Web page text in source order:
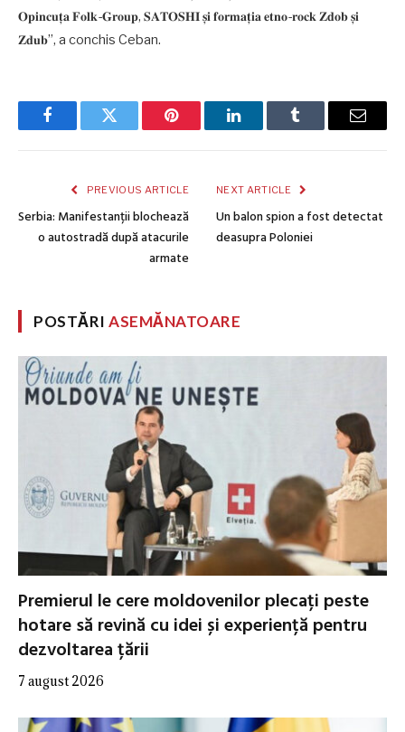
𝐎𝐩𝐢𝐧𝐜𝐮𝐭̦𝐚 𝐅𝐨𝐥𝐤-𝐆𝐫𝐨𝐮𝐩, 𝐒𝐀𝐓𝐎𝐒𝐇𝐈 𝐬̦𝐢 𝐟𝐨𝐫𝐦𝐚𝐭̦𝐢𝐚 𝐞𝐭𝐧𝐨-𝐫𝐨𝐜𝐤 𝐙𝐝𝐨𝐛 𝐬̦𝐢
𝐙𝐝𝐮𝐛”, a conchis Ceban.
FacebookTwitter Pinterest LinkedInTumblr Email
PREVIOUS ARTICLE
Serbia: Manifestanții blochează
o autostradă după atacurile
armate
NEXT ARTICLE
Un balon spion a fost detectat
deasupra Poloniei
POSTĂRIASEMĂNATOARE
Premierul le cere moldovenilor plecați peste
hotare să revină cu idei și experiență pentru
dezvoltarea țării
7 august 2026